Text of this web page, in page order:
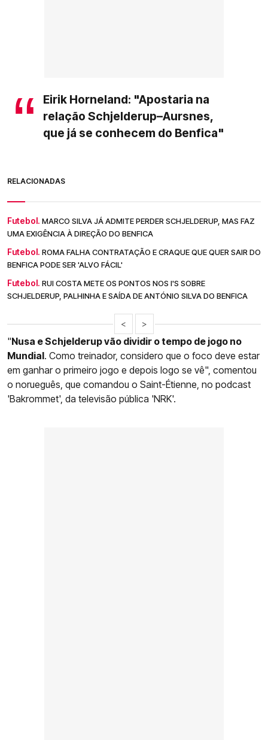
Eirik Horneland: "Apostaria na
relação Schjelderup–Aursnes,
que já se conhecem do Benfica"
RELACIONADAS
Futebol. MARCO SILVA JÁ ADMITE PERDER SCHJELDERUP, MAS FAZ
UMA EXIGÊNCIA À DIREÇÃO DO BENFICA
Futebol. ROMA FALHA CONTRATAÇÃO E CRAQUE QUE QUER SAIR DO
BENFICA PODE SER 'ALVO FÁCIL'
Futebol. RUI COSTA METE OS PONTOS NOS I'S SOBRE
SCHJELDERUP, PALHINHA E SAÍDA DE ANTÓNIO SILVA DO BENFICA
< >
"Nusa e Schjelderup vão dividir o tempo de jogo no
Mundial. Como treinador, considero que o foco deve estar
em ganhar o primeiro jogo e depois logo se vê", comentou
o norueguês, que comandou o Saint-Étienne, no podcast
'Bakrommet', da televisão pública 'NRK'.